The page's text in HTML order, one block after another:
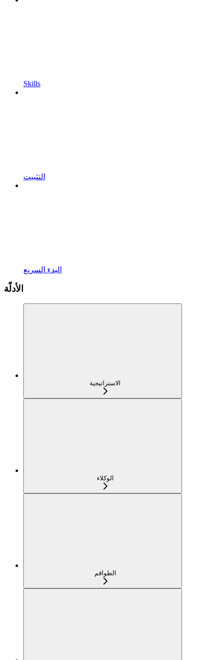
Skills
التثبيت
البدء السريع
الأدلّة
الاستراتيجية
الوكلاء
الطواقم